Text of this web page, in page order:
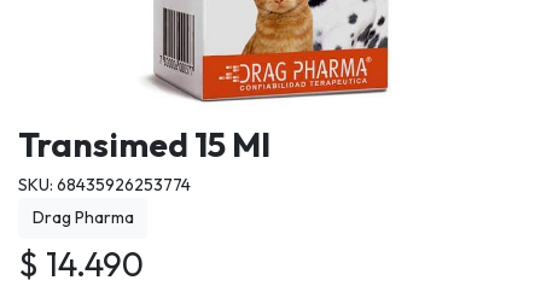
Transimed 15 Ml
SKU: 68435926253774
Drag Pharma
$ 14.490